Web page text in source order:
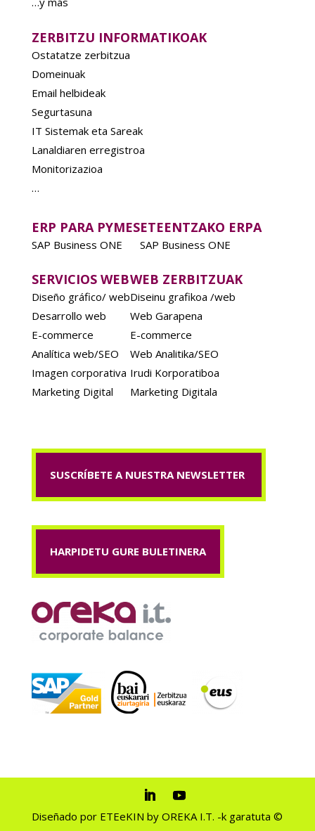
ZERBITZU INFORMATIKOAK
Ostatatze zerbitzua
Domeinuak
Email helbideak
Segurtasuna
IT Sistemak eta Sareak
Lanaldiaren erregistroa
Monitorizazioa
…
ERP PARA PYMES
SAP Business ONE
ETEENTZAKO ERPA
SAP Business ONE
SERVICIOS WEB
Diseño gráfico/ web
Desarrollo web
E-commerce
Analítica web/SEO
Imagen corporativa
Marketing Digital
WEB ZERBITZUAK
Diseinu grafikoa /web
Web Garapena
E-commerce
Web Analitika/SEO
Irudi Korporatiboa
Marketing Digitala
SUSCRÍBETE A NUESTRA NEWSLETTER
HARPIDETU GURE BULETINERA
Diseñado por ETEeKIN by OREKA I.T. -k garatuta ©